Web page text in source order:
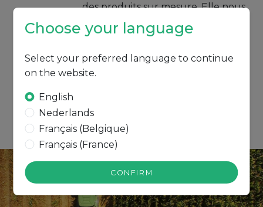
des produits sur mesure. Elle nous
permet d’associer nos ingrédients
d’acides aminés à des composants
d’autres additifs pour atteindre
des caractéristiques spécifiques,
Choose your language
Select your preferred language to continue
on the website.
English
Nederlands
Français (Belgique)
Français (France)
CONFIRM